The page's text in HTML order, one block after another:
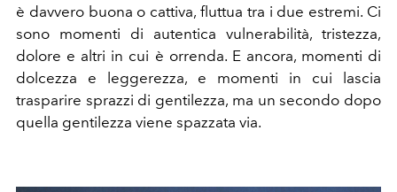
è davvero buona o cattiva, fluttua tra i due estremi. Ci
sono momenti di autentica vulnerabilità, tristezza,
dolore e altri in cui è orrenda. E ancora, momenti di
dolcezza e leggerezza, e momenti in cui lascia
trasparire sprazzi di gentilezza, ma un secondo dopo
quella gentilezza viene spazzata via.